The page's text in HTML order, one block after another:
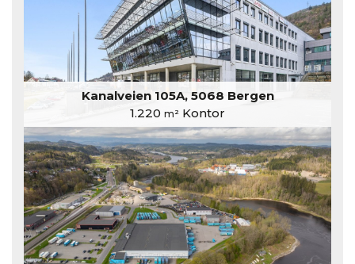
Kanalveien 105A, 5068 Bergen
1.220 m² Kontor